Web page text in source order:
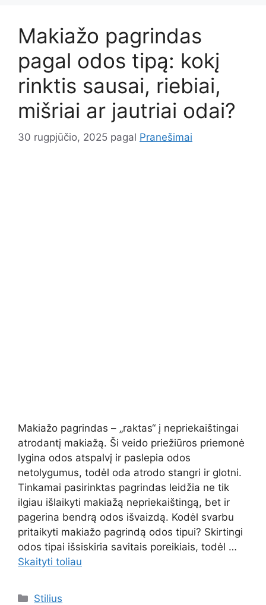
Makiažo pagrindas
pagal odos tipą: kokį
rinktis sausai, riebiai,
mišriai ar jautriai odai?
30 rugpjūčio, 2025 pagal Pranešimai
Makiažo pagrindas – „raktas“ į nepriekaištingai
atrodantį makiažą. Ši veido priežiūros priemonė
lygina odos atspalvį ir paslepia odos
netolygumus, todėl oda atrodo stangri ir glotni.
Tinkamai pasirinktas pagrindas leidžia ne tik
ilgiau išlaikyti makiažą nepriekaištingą, bet ir
pagerina bendrą odos išvaizdą. Kodėl svarbu
pritaikyti makiažo pagrindą odos tipui? Skirtingi
odos tipai išsiskiria savitais poreikiais, todėl …
Skaityti toliau
Kategorijos
Stilius